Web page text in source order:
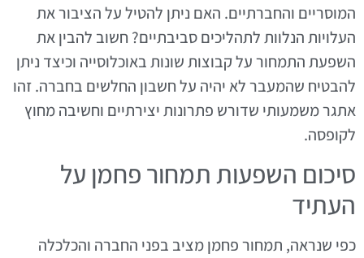
המוסריים והחברתיים. האם ניתן להטיל על הציבור את
העלויות הנלוות לתהליכים סביבתיים? חשוב להבין את
השפעת התמחור על קבוצות שונות באוכלוסייה וכיצד ניתן
להבטיח שהמעבר לא יהיה על חשבון החלשים בחברה. זהו
אתגר משמעותי שדורש פתרונות יצירתיים וחשיבה מחוץ
לקופסה.
סיכום השפעות תמחור פחמן על
העתיד
כפי שנראה, תמחור פחמן מציב בפני החברה והכלכלה